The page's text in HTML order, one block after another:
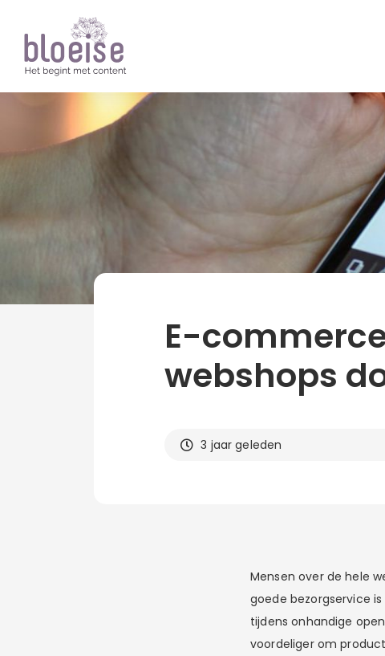
Artikelen
E-
webshops
3 jaar geleden
Mensen over de hele
goede bezorgservice
tijdens onhandige
voordeliger om